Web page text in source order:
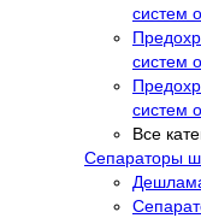
систем
систем
систем
Все
Сепараторы